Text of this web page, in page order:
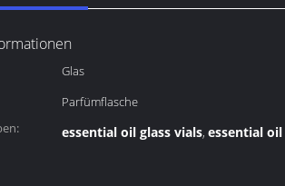
Glas
Parfümflasche
essential oil glass vials, essential